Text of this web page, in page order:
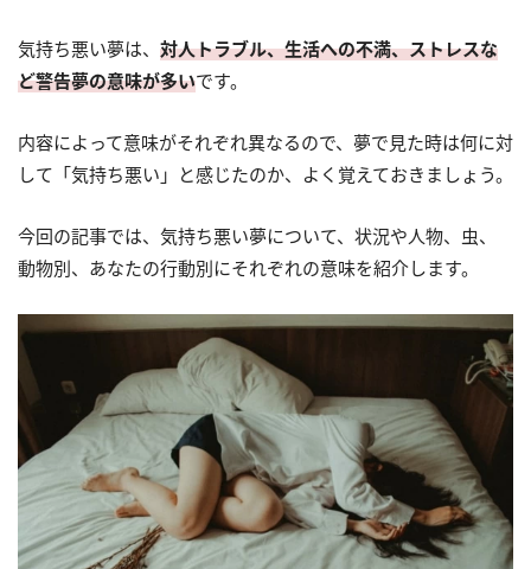
気持ち悪い夢は、 対人トラブル、生活への不満、ストレスな
ど警告夢の意味が多いです。
内容によって意味がそれぞれ異なるので、夢で見た時は何に対
して「気持ち悪い」と感じたのか、よく覚えておきましょう。
今回の記事では、気持ち悪い夢について、状況や人物、虫、
動物別、あなたの行動別にそれぞれの意味を紹介します。